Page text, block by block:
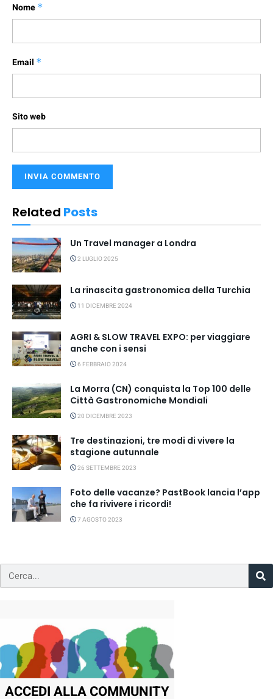
Nome *
Email *
Sito web
Related Posts
Un Travel manager a Londra
2 LUGLIO 2025
La rinascita gastronomica della Turchia
11 DICEMBRE 2024
AGRI & SLOW TRAVEL EXPO: per viaggiare
anche con i sensi
6 FEBBRAIO 2024
La Morra (CN) conquista la Top 100 delle
Città Gastronomiche Mondiali
20 DICEMBRE 2023
Tre destinazioni, tre modi di vivere la
stagione autunnale
26 SETTEMBRE 2023
Foto delle vacanze? PastBook lancia l’app
che fa rivivere i ricordi!
7 AGOSTO 2023
ACCEDI ALLA COMMUNITY